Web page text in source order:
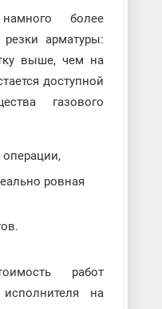
более
арматуры:
выше, чем на
доступной
газового
операции,
ровная
работ
на